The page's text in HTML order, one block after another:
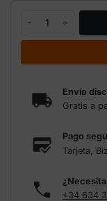
TrimBin Harvest
Envío
Gratis a
Pago
Tarjeta,
+34 634